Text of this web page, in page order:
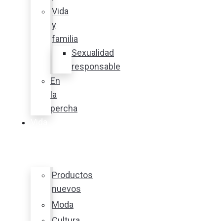
Vida
y
familia
Sexualidad
responsable
En
la
percha
Productos
nuevos
Moda